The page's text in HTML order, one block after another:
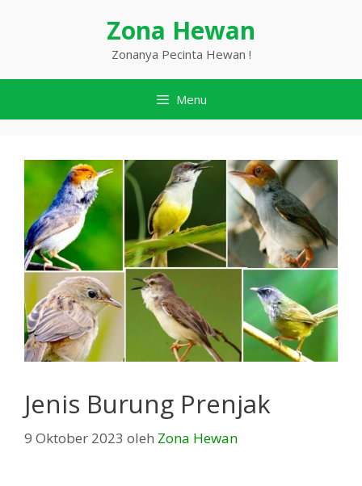
Zona Hewan
Zonanya Pecinta Hewan !
Menu
Jenis Burung Prenjak
9 Oktober 2023 oleh Zona Hewan